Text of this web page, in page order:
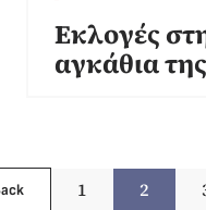
Εκλογές
αγκάθια
1 2